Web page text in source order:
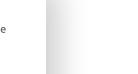
geschlossen